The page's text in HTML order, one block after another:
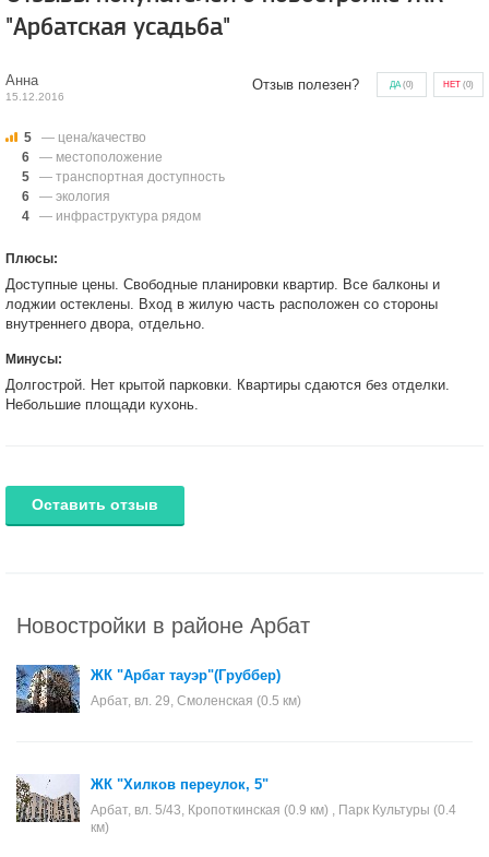
"Арбатская усадьба"
Анна
15.12.2016
Отзыв полезен? ДА(0) НЕТ (0)
5
— цена/качество
6
— местоположение
5
— транспортная доступность
6
— экология
4
— инфраструктура рядом
Плюсы:
Доступные цены. Свободные планировки квартир. Все балконы и
лоджии остеклены. Вход в жилую часть расположен со стороны
внутреннего двора, отдельно.
Минусы:
Долгострой. Нет крытой парковки. Квартиры сдаются без отделки.
Небольшие площади кухонь.
Оставить отзыв
Новостройки в районе Арбат
ЖК "Арбат тауэр"(Груббер)
Арбат, вл. 29, Смоленская (0.5 км)
ЖК "Хилков переулок, 5"
Арбат, вл. 5/43, Кропоткинская (0.9 км) , Парк Культуры (0.4
км)